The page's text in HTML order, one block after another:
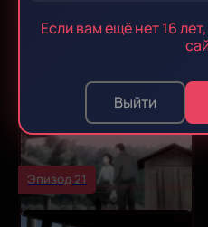
Если вам ещё нет 16
Выйти
Эпизод 19
Эпизод 21